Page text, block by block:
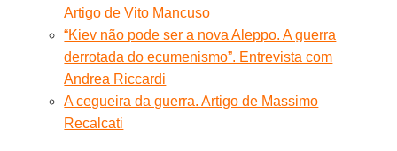
Artigo de Vito Mancuso
“Kiev não pode ser a nova Aleppo. A guerra
derrotada do ecumenismo”. Entrevista com
Andrea Riccardi
A cegueira da guerra. Artigo de Massimo
Recalcati